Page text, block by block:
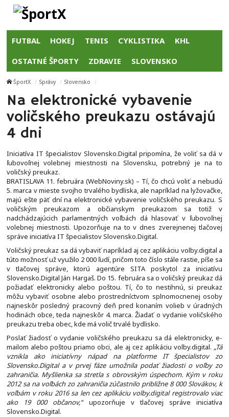
FUTBAL HOKEJ TENIS CYKLISTIKA KHL
OSTATNÉ ŠPORTY ZDRAVIE SLOVENSKO
ŠportX Správy Slovensko
Na elektronické vybavenie
voličského preukazu ostávajú
4 dni
Iniciatíva IT špecialistov Slovensko.Digital pripomína, že voliť sa dá v
ľubovoľnej volebnej miestnosti na Slovensku, potrebný je na to
voličský preukaz.
BRATISLAVA 11. februára (WebNoviny.sk) – Tí, čo chcú voliť a nebudú
5. marca v mieste svojho trvalého bydliska, ale napríklad na lyžovačke,
majú ešte päť dní na elektronické vybavenie voličského preukazu. S
voličským preukazom a občianskym preukazom sa totiž v
nadchádzajúcich parlamentných voľbách dá hlasovať v ľubovoľnej
volebnej miestnosti. Upozorňuje na to v dnes zverejnenej tlačovej
správe iniciatíva IT špecialistov Slovensko.Digital.
Voličský preukaz sa dá vybaviť napríklad aj cez aplikáciu volby.digital a
túto možnosť už využilo 2 000 ľudí, pričom toto číslo stále rastie, píše sa
v tlačovej správe, ktorú agentúre SITA poskytol za iniciatívu
Slovensko.Digital Ján Hargaš. Do 15. februára sa o voličský preukaz dá
požiadať elektronicky alebo poštou. Tí, čo to nestihnú, si preukaz
môžu vybaviť osobne alebo prostredníctvom splnomocnenej osoby
najneskôr posledný pracovný deň pred konaním volieb v úradných
hodinách obce, teda najneskôr 4. marca. Žiadať o vydanie voličského
preukazu treba obec, kde má volič trvalé bydlisko.
Poslať žiadosť o vydanie voličského preukazu sa dá elektronicky, e-
mailom alebo poštou priamo obci, ale aj cez aplikáciu volby.digital. „Tá
vznikla ako iniciatívny nápad na platforme IT špecialistov zo
Slovensko.Digital a v prvej fáze umožnila podať žiadosti o voľby zo
zahraničia. Myšlienka sa stretla s obrovským úspechom. Kým v roku
2012 sa na voľbách zo zahraničia zúčastnilo približne 8 000 Slovákov, k
voľbám v roku 2016 sa len cez aplikáciu volby.digital registrovalo viac
ako 19 000 občanov,“ upozorňuje v tlačovej správe iniciatíva
Slovensko.Digital.